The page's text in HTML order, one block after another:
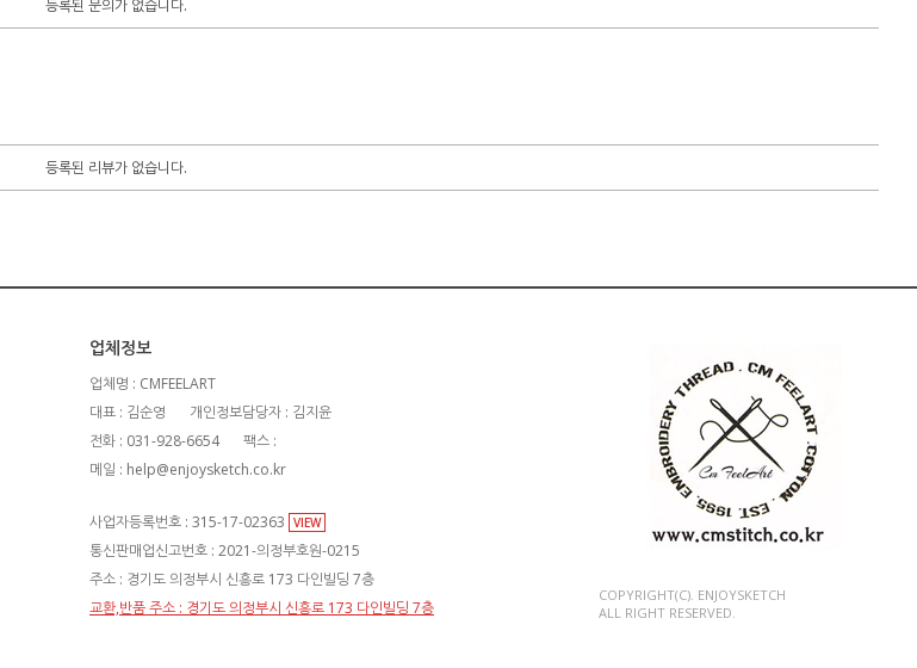
등록된 문의가 없습니다.
등록된 리뷰가 없습니다.
업체정보
업체명 : CMFEELART
대표 : 김순영
개인정보담당자 : 김지윤
전화 : 031-928-6654
팩스 :
메일 : help@enjoysketch.co.kr
사업자등록번호 : 315-17-02363 VIEW
통신판매업신고번호 : 2021-의정부호원-0215
주소 : 경기도 의정부시 신흥로 173 다인빌딩 7층
교환,반품 주소 : 경기도 의정부시 신흥로 173 다인빌딩 7층
COPYRIGHT(C). ENJOYSKETCH
ALL RIGHT RESERVED.